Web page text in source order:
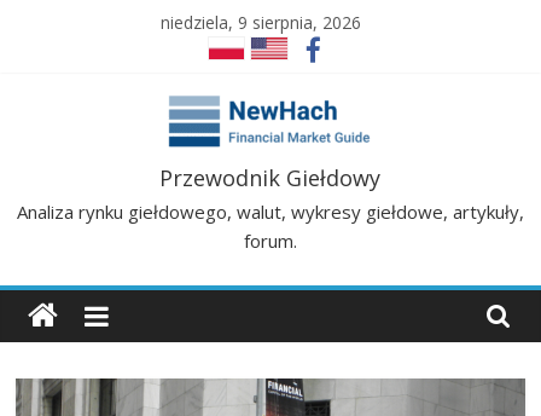
niedziela, 9 sierpnia, 2026
NewHach
Przewodnik
Giełdowy
Przewodnik Giełdowy
Analiza rynku giełdowego, walut, wykresy giełdowe, artykuły,
forum.